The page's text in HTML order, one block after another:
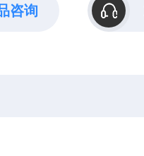
咨询